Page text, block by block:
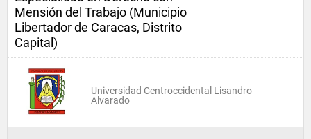
Mensión del Trabajo (Municipio
Libertador de Caracas, Distrito
Capital)
Universidad Centroccidental Lisandro
Alvarado